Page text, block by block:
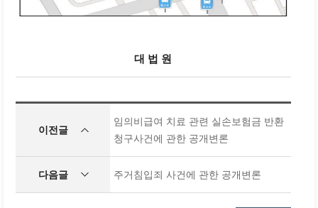
대 법 원
이전글
임의비급여 치료 관련 실손보험금 반환
청구사건에 관한 공개변론
다음글 주거침입죄 사건에 관한 공개변론